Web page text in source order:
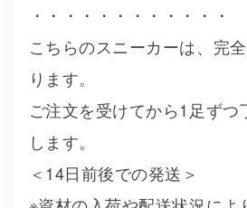
・・・・・・・・・・・・
こちらのスニーカーは、完
ります。
ご注文を受けてから1足ずつ
します。
＜14日前後での発送＞